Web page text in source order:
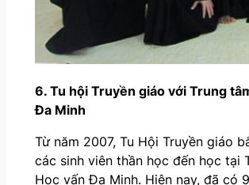
6. Tu hội Truyền giáo với Trung
Đa Minh
Từ năm 2007, Tu Hội Truyền giáo
các sinh viên thần học đến học tại
Học vấn Đa Minh. Hiện nay, đã có